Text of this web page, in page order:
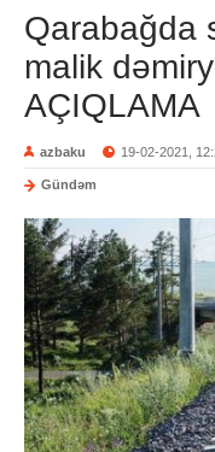
Qarabağda
malik
AÇIQLAMA
azbaku 19-02-2021,
Gündəm